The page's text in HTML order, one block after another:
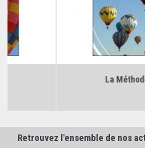
La Méthode
Retrouvez l'ensemble de nos